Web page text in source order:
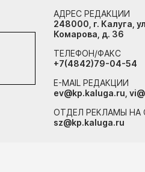
АДРЕС РЕДАКЦИИ
248000, г. Калуга,
Комарова, д. 36
ТЕЛЕФОН/ФАКС
+7(4842)79-04-54
E-MAIL РЕДАКЦИИ
ev@kp.kaluga.ru,
ОТДЕЛ РЕКЛАМЫ НА
sz@kp.kaluga.ru